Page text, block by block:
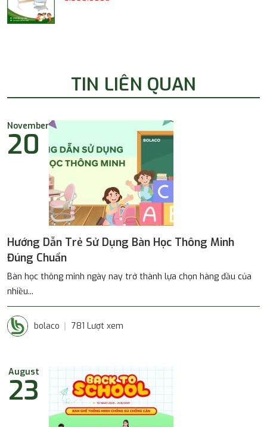
TIN LIÊN QUAN
November
20
Hướng Dẫn Trẻ Sử Dụng Bàn Học Thông Minh
Đúng Chuẩn
Bàn học thông minh ngày nay trở thành lựa chọn hàng đầu của
nhiều...
bolaco 781 Lượt xem
August
23